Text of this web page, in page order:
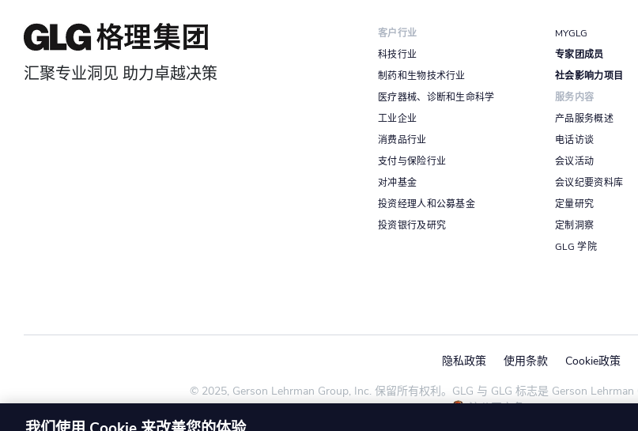
汇聚专业洞见 助力卓越决策
客户行业
科技行业
制药和生物技术行业
医疗器械、诊断和生命科学
工业企业
消费品行业
支付与保险行业
对冲基金
投资经理人和公募基金
投资银行及研究
MYGLG
专家团成员
社会影响力项目
服务内容
产品服务概述
电话访谈
会议活动
会议纪要资料库
定量研究
定制洞察
GLG 学院
隐私政策 使用条款
Cookie政策
© 2025, Gerson Lehrman Group, Inc. 保留所有权利。GLG 与 GLG 标志是 Gerson Lehrman
沪公网安备31010102007992